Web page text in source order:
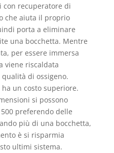
con recuperatore di
che aiuta il proprio
porta a eliminare
una bocchetta. Mentre
per essere immersa
viene riscaldata
di ossigeno.
un costo superiore.
si possono
preferendo delle
più di una bocchetta,
è si risparmia
ultimi sistema.